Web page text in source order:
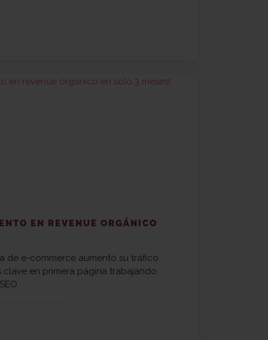
EN REVENUE ORGÁNICO
de e-commerce aumentó su tráfico
clave en primera página trabajando